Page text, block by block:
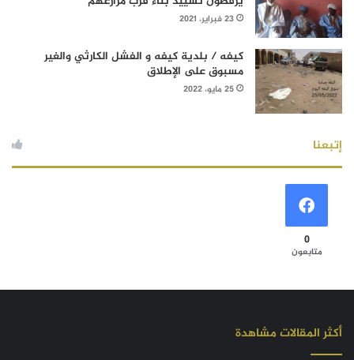
23 فبراير، 2021
كيفه / بلدية كيفه و الفشل الكارثي والغير
مسبوق على الإطلاق
25 مايو، 2022
إتبعنا
0
متابعون
أكثر المقالات مشاهدة